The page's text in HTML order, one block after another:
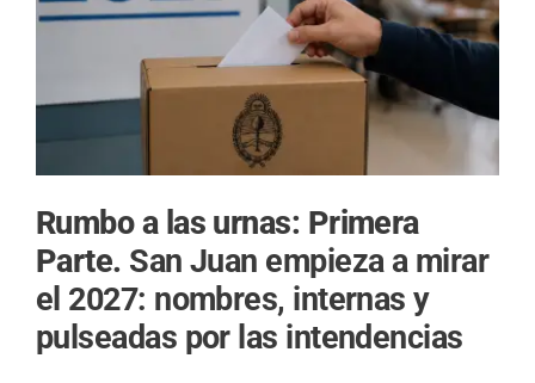
Rumbo a las urnas: Primera
Parte. San Juan empieza a mirar
el 2027: nombres, internas y
pulseadas por las intendencias